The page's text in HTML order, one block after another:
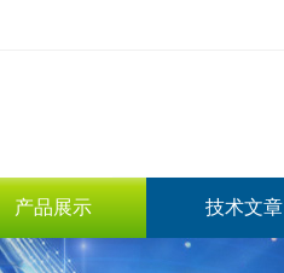
产品展示 技术文章